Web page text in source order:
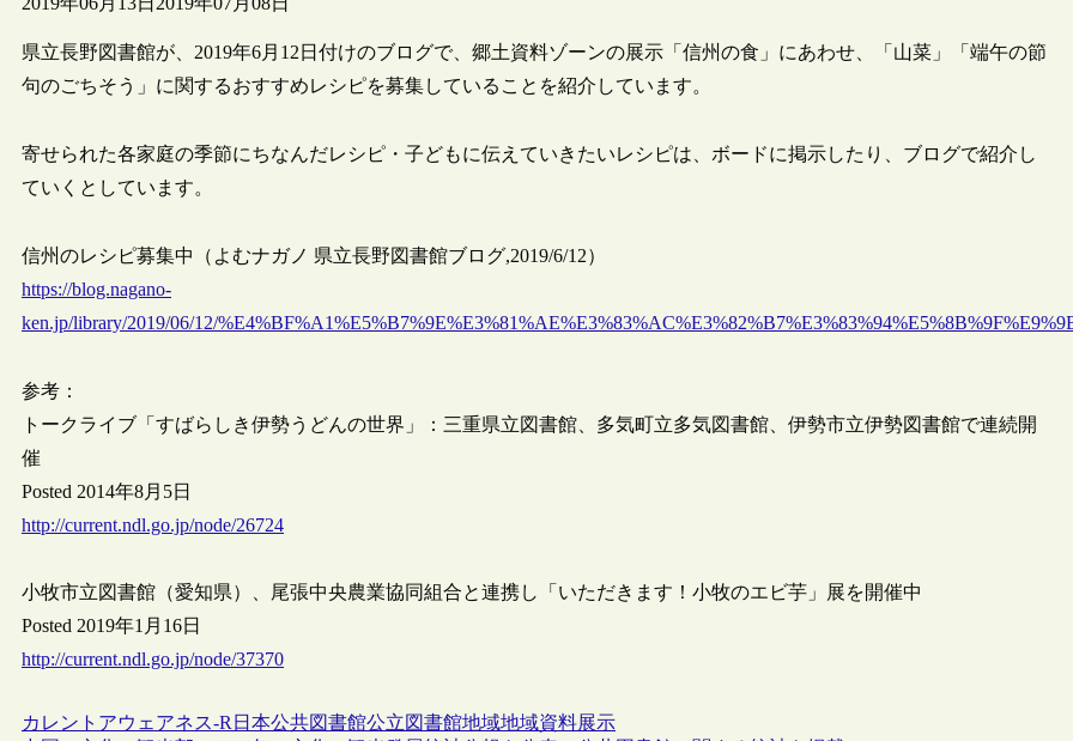
県立長野図書館が、2019年6月12日付けのブログで、郷土資料ゾーンの展示「信州の食」にあわせ、「山菜」「端午の節
句のごちそう」に関するおすすめレシピを募集していることを紹介しています。
寄せられた各家庭の季節にちなんだレシピ・子どもに伝えていきたいレシピは、ボードに掲示したり、ブログで紹介し
ていくとしています。
信州のレシピ募集中（よむナガノ 県立長野図書館ブログ,2019/6/12）
https://blog.nagano-
ken.jp/library/2019/06/12/
参考：
トークライブ「すばらしき伊勢うどんの世界」：三重県立図書館、多気町立多気図書館、伊勢市立伊勢図書館で連続開
催
Posted 2014年8月5日
http://current.ndl.go.jp/node/26724
小牧市立図書館（愛知県）、尾張中央農業協同組合と連携し「いただきます！小牧のエビ芋」展を開催中
Posted 2019年1月16日
http://current.ndl.go.jp/node/37370
カレントアウェアネス-R 日本公共図書館公立図書館地域地域資料展示